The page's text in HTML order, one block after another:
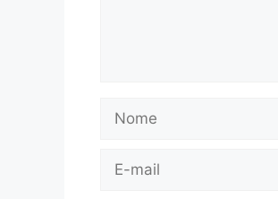
Nome